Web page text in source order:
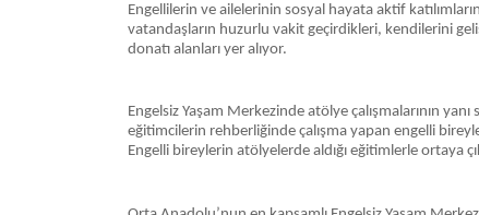
Engellilerin ve ailelerinin sosyal hayata aktif
vatandaşların huzurlu vakit geçirdikleri, kendilerini
donatı alanları yer alıyor.
Engelsiz Yaşam Merkezinde atölye çalışmalarının
eğitimcilerin rehberliğinde çalışma yapan engelli
Engelli bireylerin atölyelerde aldığı eğitimlerle ortaya